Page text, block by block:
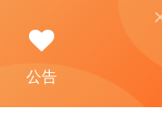
应的。
公告